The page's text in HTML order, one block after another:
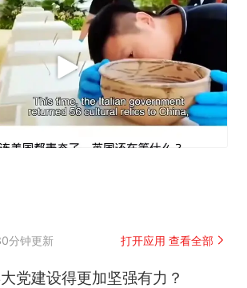
分钟更新 打开应用 查看全部
党建设得更加坚强有力？